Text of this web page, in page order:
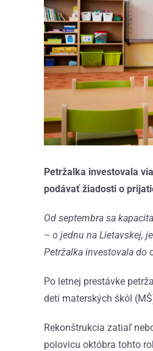
Petržalka investovala
podávať žiadosti o
Od septembra sa
– o jednu na Lietavskej,
Petržalka investovala do
Po letnej prestávke
detí materských škôl
Rekonštrukcia zatiaľ
polovicu októbra tohto